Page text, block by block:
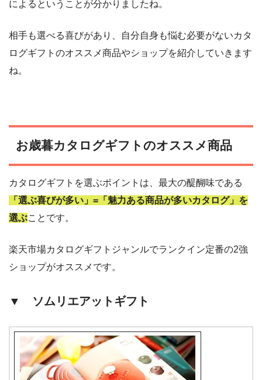
によるということが分かりましたね。
相手も選べる喜びがあり、自分自身も悩む必要がないカタ
ログギフトのオススメ商品やショップを紹介していきます
ね。
お歳暮カタログギフトのオススメ商品
カタログギフトを選ぶポイントは、最大の醍醐味である
「選ぶ喜びが多い」=「魅力ある商品が多いカタログ」を
選ぶことです。
楽天市場カタログギフトジャンルでランクイン定番の2強
ショップがオススメです。
▼ ソムリエアットギフト